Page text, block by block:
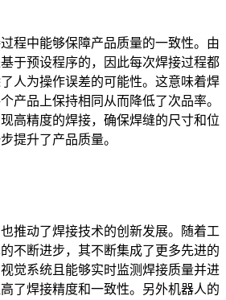
程中能够保障产品质量的一致性。由
于预设程序的，因此每次焊接过程都
人为操作误差的可能性。这意味着焊
产品上保持相同从而降低了次品率。
高精度的焊接，确保焊缝的尺寸和位
提升了产品质量。
推动了焊接技术的创新发展。随着工
不断进步，其不断集成了更多先进的
觉系统且能够实时监测焊接质量并进
了焊接精度和一致性。另外机器人的